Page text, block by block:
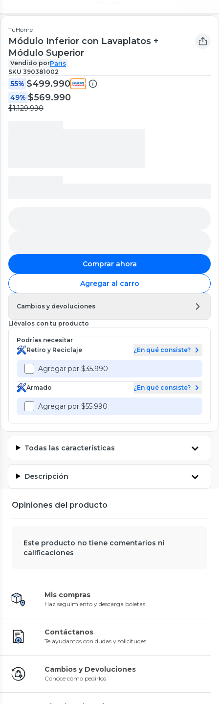
TuHome
Módulo Inferior con Lavaplatos +
Módulo Superior
Vendido porParis
SKU 390381002
55% $499.990
49% $569.990
$1.129.990
Comprar ahora
Agregar al carro
Cambios y devoluciones
Llévalos con tu producto
Podrías necesitar
Retiro y Reciclaje
¿En qué consiste?
Agregar por $35.990
Armado ¿En qué consiste?
Agregar por $55.990
Todas las características
Descripción
Opiniones del producto
Este producto no tiene comentarios ni
calificaciones
Mis compras
Haz seguimiento y descarga boletas
Contáctanos
Te ayudamos con dudas y solicitudes
Cambios y Devoluciones
Conoce cómo pedirlos